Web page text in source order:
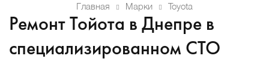
Главная Марки Toyota
Ремонт Тойота в Днепре в
специализированном СТО